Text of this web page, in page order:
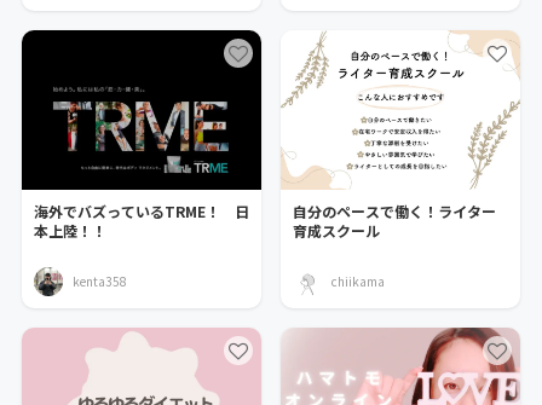
海外でバズっているTRME！ 日
本上陸！！
kenta358
自分のペースで働く！ライター
育成スクール
chiikama